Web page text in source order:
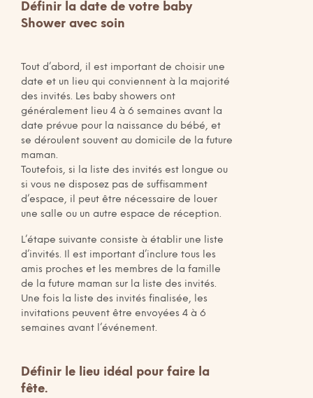
Définir la date de votre baby
Shower avec soin
Tout d’abord, il est important de choisir une
date et un lieu qui conviennent à la majorité
des invités. Les baby showers ont
généralement lieu 4 à 6 semaines avant la
date prévue pour la naissance du bébé, et
se déroulent souvent au domicile de la future
maman.
Toutefois, si la liste des invités est longue ou
si vous ne disposez pas de suffisamment
d’espace, il peut être nécessaire de louer
une salle ou un autre espace de réception.
L’étape suivante consiste à établir une liste
d’invités. Il est important d’inclure tous les
amis proches et les membres de la famille
de la future maman sur la liste des invités.
Une fois la liste des invités finalisée, les
invitations peuvent être envoyées 4 à 6
semaines avant l’événement.
Définir le lieu idéal pour faire la
fête.